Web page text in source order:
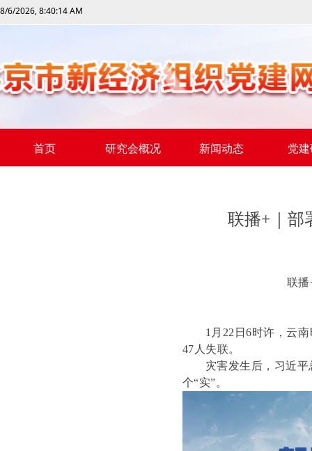
首页 研究会概况 新闻动态 党
8/6/2026, 8:40:15 AM
联播+｜部
联播
1月22日6时许，云南
47人失联。
灾害发生后，习近平
个“实”。